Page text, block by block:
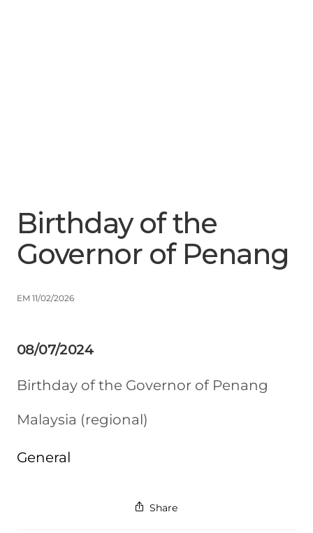
Birthday of the
Governor of Penang
EM 11/02/2026
08/07/2024
Birthday of the Governor of Penang
Malaysia (regional)
General
Share